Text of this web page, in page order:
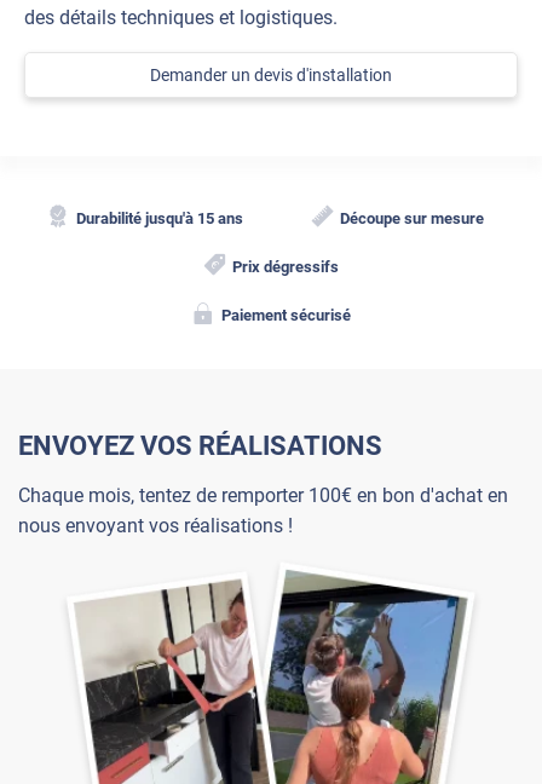
des détails techniques et logistiques.
Demander un devis d'installation
Durabilité jusqu'à 15 ans Découpe sur mesure
Prix dégressifs
Paiement sécurisé
ENVOYEZ VOS RÉALISATIONS
Chaque mois, tentez de remporter 100€ en bon d'achat en
nous envoyant vos réalisations !